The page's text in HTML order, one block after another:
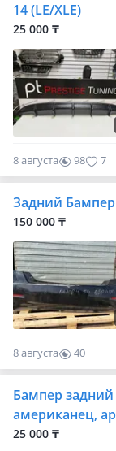
14 (LE/XLE)
25 000 ₸
8 августа 98 7
Задний
150 000 ₸
8 августа
40
0
Бампер
американец,
25 000 ₸